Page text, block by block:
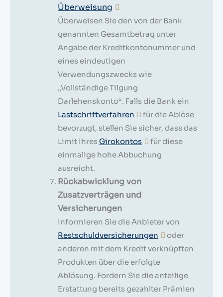
Überweisung
Überweisen Sie den von der Bank
genannten Gesamtbetrag unter
Angabe der Kreditkontonummer und
eines eindeutigen
Verwendungszwecks wie
„Vollständige Tilgung
Darlehenskonto“. Falls die Bank ein
Lastschriftverfahren
für die Ablöse
bevorzugt, stellen Sie sicher, dass das
Limit IhresGirokontos
für diese
einmalige hohe Abbuchung
ausreicht.
Rückabwicklung von
Zusatzverträgen und
Versicherungen
Informieren Sie die Anbieter von
Restschuldversicherungen
oder
anderen mit dem Kredit verknüpften
Produkten über die erfolgte
Ablösung. Fordern Sie die anteilige
Erstattung bereits gezahlter Prämien